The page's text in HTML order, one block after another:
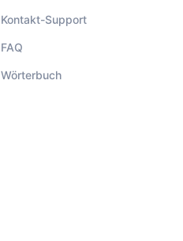
Kontakt-Support
FAQ
Wörterbuch